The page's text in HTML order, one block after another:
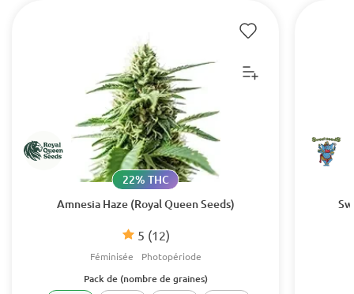
Amnesia Haze (Royal Queen Seeds)
5 (12)
22% THC
Féminisée Photopériode
Pack de (nombre de graines)